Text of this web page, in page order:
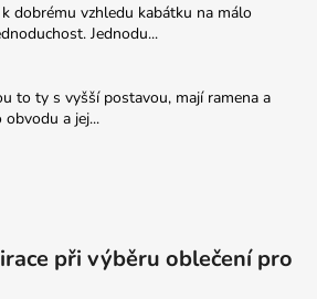
dobrému vzhledu kabátku na málo
Jednodu...
to ty s vyšší postavou, mají ramena a
a jej...
při výběru oblečení pro